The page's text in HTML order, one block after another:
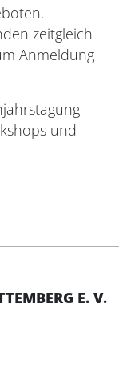
zeitgleich
Anmeldung
und
E. V.